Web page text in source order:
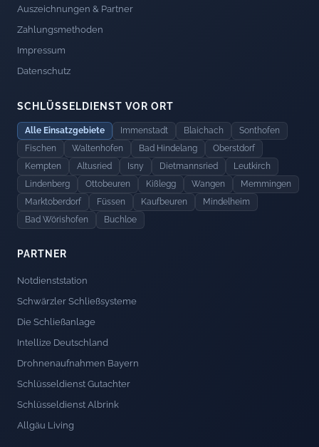
Auszeichnungen & Partner
Zahlungsmethoden
Impressum
Datenschutz
SCHLÜSSELDIENST VOR ORT
Alle Einsatzgebiete Immenstadt Blaichach
Sonthofen
Fischen
Waltenhofen Bad Hindelang
Oberstdorf
Kempten
Altusried Isny Dietmannsried
Leutkirch
Lindenberg
Ottobeuren Kißlegg Wangen
Memmingen
Marktoberdorf
Füssen Kaufbeuren
Mindelheim
Bad Wörishofen
Buchloe
PARTNER
Notdienststation
Schwärzler Schließsysteme
Die Schließanlage
Intellize Deutschland
Drohnenaufnahmen Bayern
Schlüsseldienst Gutachter
Schlüsseldienst Albrink
Allgäu Living